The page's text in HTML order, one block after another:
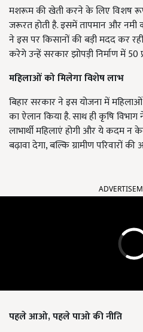
मशरूम की खेती करने के लिए विशष
जरूरत होती है. इसमें तापमान और नमी
ने इस पर किसानों की बड़ी मदद कर
करेगे उन्हें सरकार झोपड़ी निर्माण में 50
महिलाओं को मिलेगा विशेष लाभ
बिहार सरकार ने इस योजना में
का ऐलान किया है. साथ ही कृषि
लाभार्थी महिलाएं होगी और ये कदम
बढ़ावा देगा, बल्कि ग्रामीण परिवारों
पहले आओ, पहले पाओ की नीति